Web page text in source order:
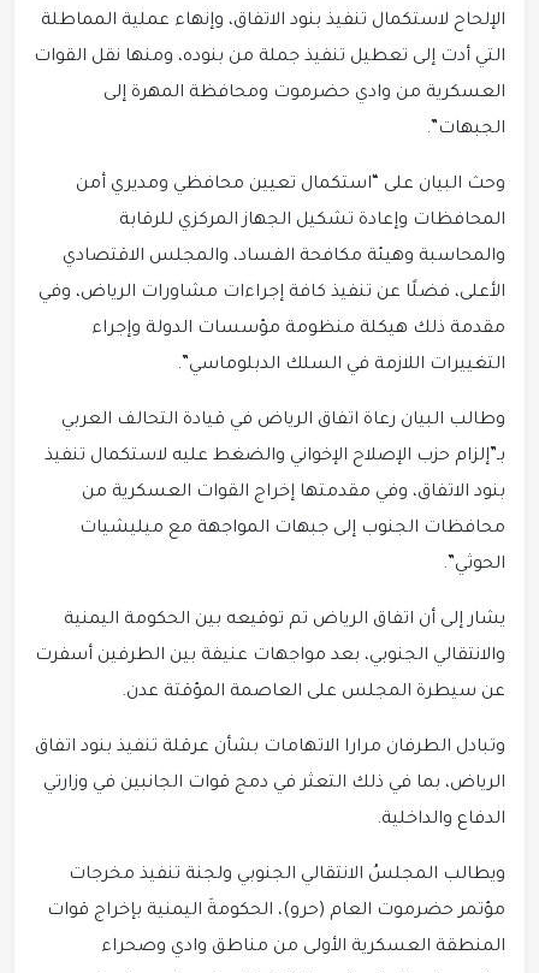
الإلحاح لاستكمال تنفيذ بنود الاتفاق، وإنهاء عملية المماطلة
التي أدت إلى تعطيل تنفيذ جملة من بنوده، ومنها نقل القوات
العسكرية من وادي حضرموت ومحافظة المهرة إلى
الجبهات”.
وحث البيان على “استكمال تعيين محافظي ومديري أمن
المحافظات وإعادة تشكيل الجهاز المركزي للرقابة
والمحاسبة وهيئة مكافحة الفساد، والمجلس الاقتصادي
الأعلى، فضلًا عن تنفيذ كافة إجراءات مشاورات الرياض، وفي
مقدمة ذلك هيكلة منظومة مؤسسات الدولة وإجراء
التغييرات اللازمة في السلك الدبلوماسي”.
وطالب البيان رعاة اتفاق الرياض في قيادة التحالف العربي
بـ”إلزام حزب الإصلاح الإخواني والضغط عليه لاستكمال تنفيذ
بنود الاتفاق، وفي مقدمتها إخراج القوات العسكرية من
محافظات الجنوب إلى جبهات المواجهة مع ميليشيات
الحوثي”.
يشار إلى أن اتفاق الرياض تم توقيعه بين الحكومة اليمنية
والانتقالي الجنوبي، بعد مواجهات عنيفة بين الطرفين أسفرت
عن سيطرة المجلس على العاصمة المؤقتة عدن.
وتبادل الطرفان مرارا الاتهامات بشأن عرقلة تنفيذ بنود اتفاق
الرياض، بما في ذلك التعثر في دمج قوات الجانبين في وزارتي
الدفاع والداخلية.
ويطالب المجلسُ الانتقالي الجنوبي ولجنة تنفيذ مخرجات
مؤتمر حضرموت العام (حرو)، الحكومةَ اليمنية بإخراج قوات
المنطقة العسكرية الأولى من مناطق وادي وصحراء